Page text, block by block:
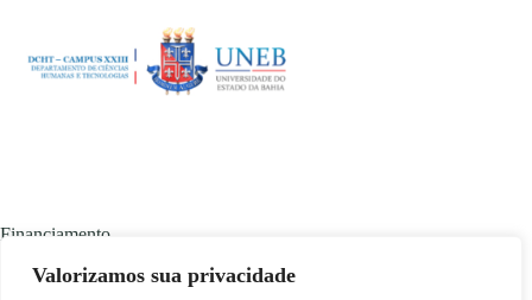
Valorizamos sua privacidade
Financiamento